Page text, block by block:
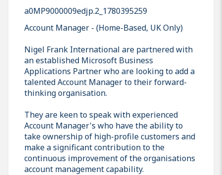
a0MP9000009edjp.2_1780395259
Account Manager - (Home-Based, UK Only)
Nigel Frank International are partnered with
an established Microsoft Business
Applications Partner who are looking to add a
talented Account Manager to their forward-
thinking organisation.
They are keen to speak with experienced
Account Manager's who have the ability to
take ownership of high-profile customers and
make a significant contribution to the
continuous improvement of the organisations
account management capability.